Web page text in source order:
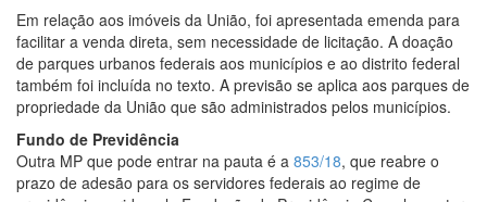
Em relação aos imóveis da União, foi apresentada emenda para
facilitar a venda direta, sem necessidade de licitação. A doação
de parques urbanos federais aos municípios e ao distrito federal
também foi incluída no texto. A previsão se aplica aos parques de
propriedade da União que são administrados pelos municípios.
Fundo de Previdência
Outra MP que pode entrar na pauta é a 853/18, que reabre o
prazo de adesão para os servidores federais ao regime de